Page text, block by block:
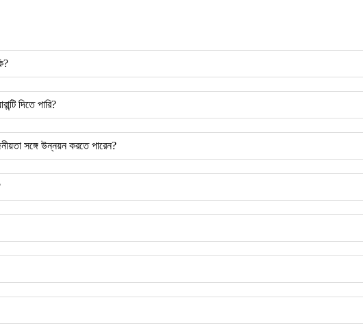
দিতে পারি?
সঙ্গে উন্নয়ন করতে পারেন?